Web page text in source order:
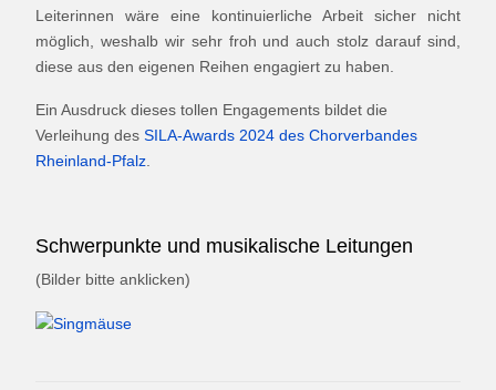
Leiterinnen wäre eine kontinuierliche Arbeit sicher nicht
möglich, weshalb wir sehr froh und auch stolz darauf sind,
diese aus den eigenen Reihen engagiert zu haben.
Ein Ausdruck dieses tollen Engagements bildet die
Verleihung des SILA-Awards 2024 des Chorverbandes
Rheinland-Pfalz
Schwerpunkte und musikalische Leitungen
(Bilder bitte anklicken)